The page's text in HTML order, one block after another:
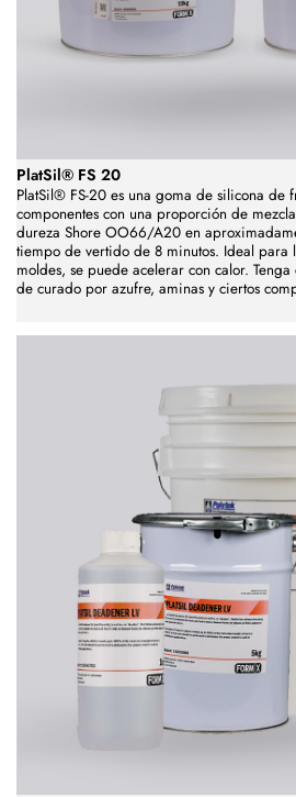
PlatSil® FS 20
PlatSil® FS-20 es una goma de silicona
componentes con una proporción de
dureza Shore OO66/A20 en
tiempo de vertido de 8 minutos. Ideal
moldes, se puede acelerar con calor.
de curado por azufre, aminas y ciertos